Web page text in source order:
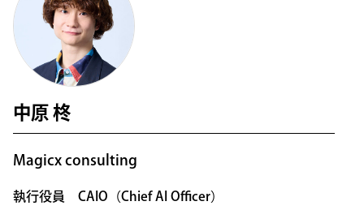
中原 柊
Magicx consulting
執行役員 CAIO（Chief AI Officer）